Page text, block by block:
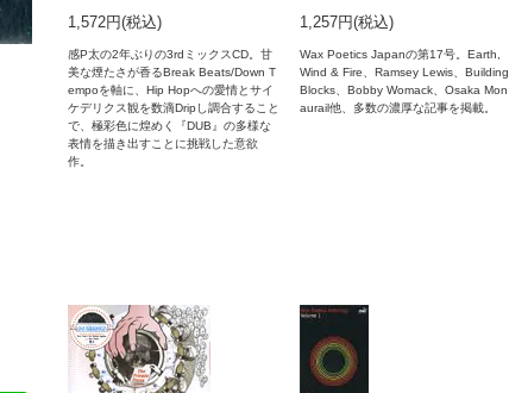
1,572円(税込)
感P太の2年ぶりの3rdミックスCD。甘
美な煙たさが香るBreak Beats/Down T
empoを軸に、Hip Hopへの愛情とサイ
ケデリクス観を数滴Dripし調合すること
で、極彩色に煌めく『DUB』の多様な
表情を描き出すことに挑戦した意欲
作。
1,257円(税込)
Wax Poetics Japanの第17号。Earth,
Wind & Fire、Ramsey Lewis、Building
Blocks、Bobby Womack、Osaka Mon
aurail他、多数の濃厚な記事を掲載。